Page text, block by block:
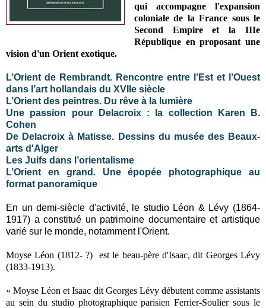
qui accompagne l'expansion
coloniale de la France sous le
Second Empire et la IIIe
République en proposant une
vision d'un Orient exotique.
L’Orient de Rembrandt. Rencontre entre l’Est et l’Ouest
dans l’art hollandais du XVIIe siècle
L’Orient des peintres. Du rêve à la lumière
Une passion pour Delacroix : la collection Karen B.
Cohen
De Delacroix à Matisse. Dessins du musée des Beaux-
arts d'Alger
Les Juifs dans l’orientalisme
L’Orient en grand. Une épopée photographique au
format panoramique
En un demi-siècle d'activité, le studio Léon & Lévy (1864-
1917) a constitué un patrimoine documentaire et artistique
varié sur le monde, notamment l'Orient.
Moyse Léon (1812- ?) est le beau-père d'Isaac, dit Georges Lévy
(1833-1913).
« Moyse Léon et Isaac dit Georges Lévy débutent comme assistants
au sein du studio photographique parisien Ferrier-Soulier sous le